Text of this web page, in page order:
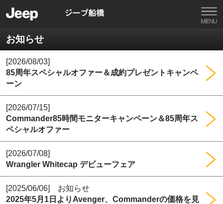
お知らせ
[2026/08/03]
85周年スペシャルオファー＆成約プレゼントキャンペ
ーン
[2026/07/15]
Commander85時間モニターキャンペーン＆85周年ス
ペシャルオファー
[2026/07/08]
Wrangler Whitecap デビューフェア
[2025/06/06] お知らせ
2025年5月1日よりAvenger、Commanderの価格を見